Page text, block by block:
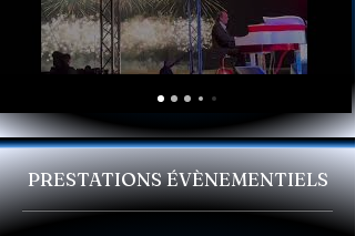
PRESTATIONS ÉVÈNEMENTIELS